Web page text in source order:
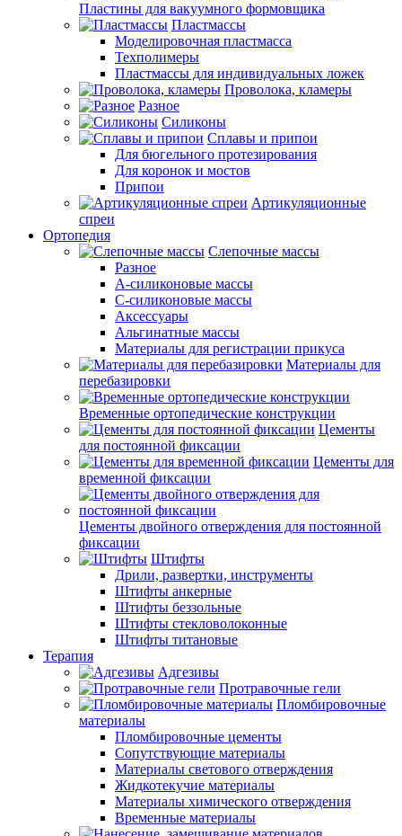
Пластины для вакуумного формовщика
Пластмассы
Моделировочная пластмасса
Техполимеры
Пластмассы для индивидуальных ложек
Проволока, кламеры
Разное
Силиконы
Сплавы и припои
Для бюгельного протезирования
Для коронок и мостов
Припои
Артикуляционные
спреи
Ортопедия
Слепочные массы
Разное
А-силиконовые массы
С-силиконовые массы
Аксессуары
Альгинатные массы
Материалы для регистрации прикуса
Материалы для
перебазировки
Временные ортопедические конструкции
Цементы
для постоянной фиксации
Цементы для
временной фиксации
Цементы двойного отверждения для постоянной
фиксации
Штифты
Дрили, развертки, инструменты
Штифты анкерные
Штифты беззольные
Штифты стекловолоконные
Штифты титановые
Терапия
Адгезивы
Протравочные гели
Пломбировочные
материалы
Пломбировочные цементы
Сопутствующие материалы
Материалы светового отверждения
Жидкотекучие материалы
Материалы химического отверждения
Временные материалы